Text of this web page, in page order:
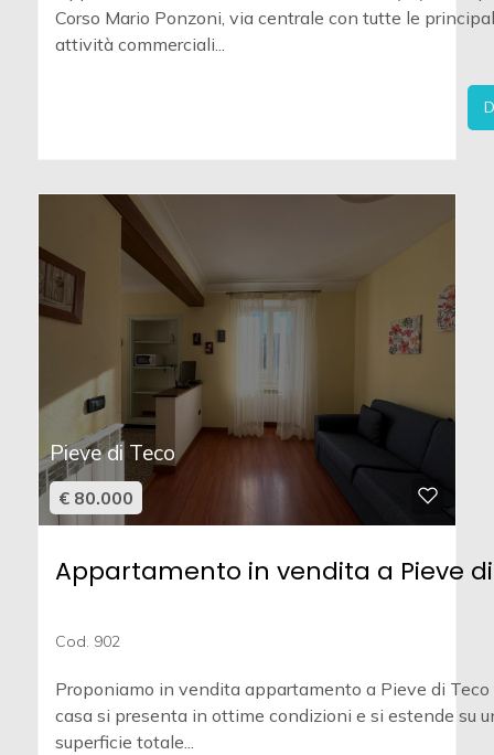
Corso Mario Ponzoni, via centrale con tutte le
attività commerciali...
Pieve di Teco
€ 80.000
Appartamento in vendita a Pieve
Cod. 902
Proponiamo in vendita appartamento a Pieve di Teco
casa si presenta in ottime condizioni e si estende su
superficie totale...